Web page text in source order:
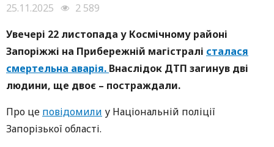
25.11.2025
2 589
Увечері 22 листопада у Космічному районі
Запоріжжі на Прибережній магістралі сталася
смертельна аварія. Внаслідок ДТП загинув дві
людини, ще двоє – постраждали.
Про це повідомили у Національній поліції
Запорізької області.